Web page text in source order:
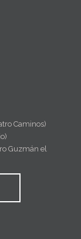
Caminos)
Guzmán el